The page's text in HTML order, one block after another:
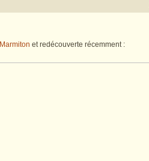
Marmiton et redécouverte récemment :